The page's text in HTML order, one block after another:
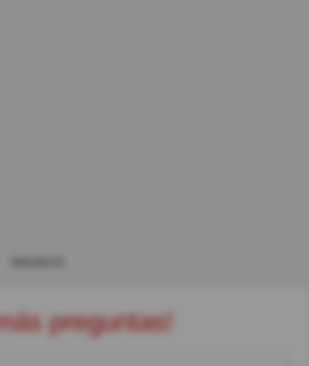
preguntas!